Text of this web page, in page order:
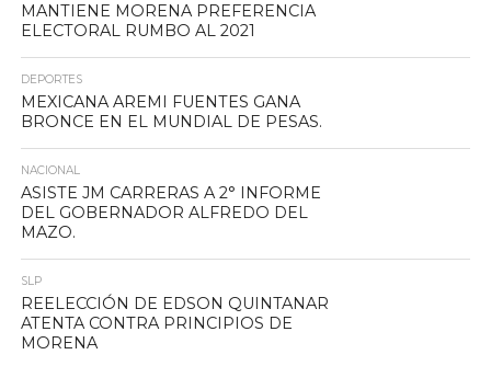
MANTIENE MORENA PREFERENCIA
ELECTORAL RUMBO AL 2021
DEPORTES
MEXICANA AREMI FUENTES GANA
BRONCE EN EL MUNDIAL DE PESAS.
NACIONAL
ASISTE JM CARRERAS A 2° INFORME
DEL GOBERNADOR ALFREDO DEL
MAZO.
SLP
REELECCIÓN DE EDSON QUINTANAR
ATENTA CONTRA PRINCIPIOS DE
MORENA